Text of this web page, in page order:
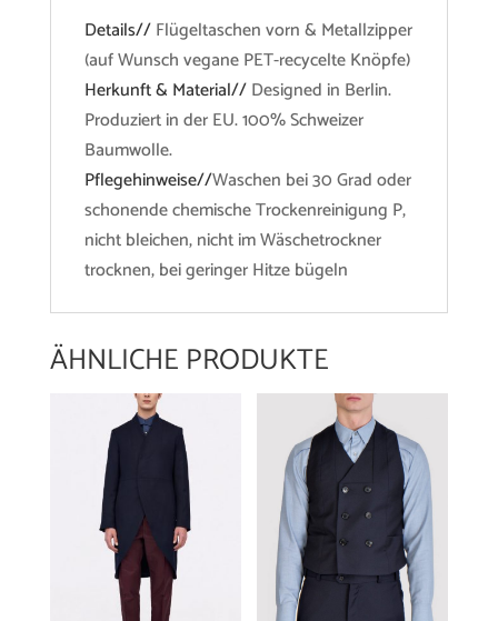
Details//Flügeltaschen vorn & Metallzipper
(auf Wunsch vegane PET-recycelte Knöpfe)
Herkunft & Material//Designed in Berlin.
Produziert in der EU. 100% Schweizer
Baumwolle.
Pflegehinweise//Waschen bei 30 Grad oder
schonende chemische Trockenreinigung P,
nicht bleichen, nicht im Wäschetrockner
trocknen, bei geringer Hitze bügeln
ÄHNLICHE PRODUKTE